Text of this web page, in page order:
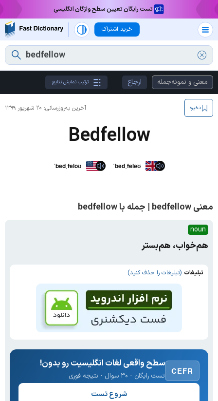
تست رایگان تعیین سطح واژگان انگلیسی
خرید اشتراک
معنی و نمونه‌جمله ارجاع ترتیب نمایش نتایج
آخرین به‌روزرسانی: ۲۰ شهریور ۱۳۹۹ ذخیره
Bedfellow
ˈbedˌfeloʊ ˈbedˌfeləʊ
معنی bedfellow | جمله با bedfellow
noun
هم‌خواب، هم‌بستر
تبلیغات (تبلیغات را حذف کنید)
CEFR
سطح واقعی لغات انگلیسیت رو بدون!
تست رایگان · ۳۰ سوال · نتیجه فوری
شروع تست